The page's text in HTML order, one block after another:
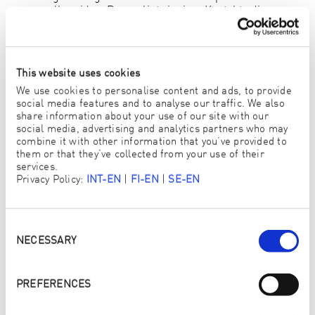
This website uses cookies
We use cookies to personalise content and ads, to provide
social media features and to analyse our traffic. We also
share information about your use of our site with our
social media, advertising and analytics partners who may
combine it with other information that you’ve provided to
them or that they’ve collected from your use of their
services.
Privacy Policy: INT-EN FI-EN SE-EN
NECESSARY
PREFERENCES
eller vid en Personligt visning. Kontakta din
ENJOpreneur för mer information!
Aktiver YouTube-innhold
Jeg vil aktivere innholdet på YouTube, en plattform fra Google LLC. Ved
å aktivere den godtar jeg at informasjonskapsler fra YouTube kan lagres
i terminalenheten min og at personopplysninger kan overføres fra meg
til YouTube (også til USA). Jeg finner mer informasjon om dette i
Googlespersonvernregler